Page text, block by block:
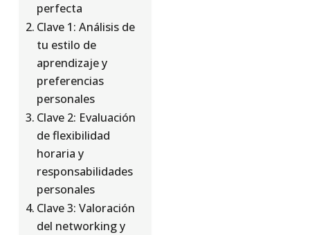
perfecta
Clave 1: Análisis de
tu estilo de
aprendizaje y
preferencias
personales
Clave 2: Evaluación
de flexibilidad
horaria y
responsabilidades
personales
Clave 3: Valoración
del networking y